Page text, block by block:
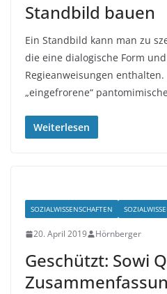
Standbild bauen
Ein Standbild kann man zu
die eine dialogische Form
Regieanweisungen
„eingefrorene“ pantomimische
Weiterlesen
SOZIALWISSENSCHAFTEN
20. April 2019 Hörnberger
Geschützt: Sowi